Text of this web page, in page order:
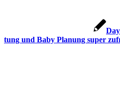
tung und Baby Pla­nung super